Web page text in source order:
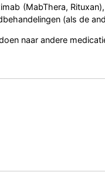
(MabThera,
(als de
naar andere